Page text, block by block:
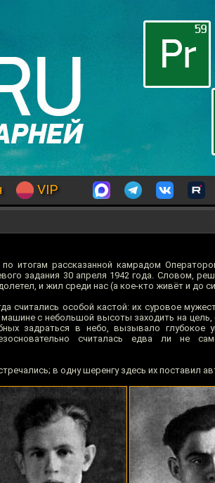
VIP
итогам рассказанной камрадом
задания 30 апреля 1942 года. Словом,
и жил среди нас (а кое-кто живёт и до
считались особой кастой: их суровое
с небольшой высоты заходить на
задраться в небо, вызывало глубокое
считалась едва ли не
в одну шеренгу здесь их поставил